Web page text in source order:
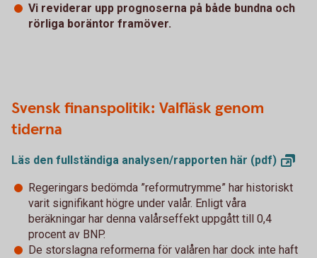
Vi reviderar upp prognoserna på både bundna och
rörliga boräntor framöver.
Svensk finanspolitik: Valfläsk genom
tiderna
Läs den fullständiga analysen/rapporten här (pdf)
Regeringars bedömda ”reformutrymme” har historiskt
varit signifikant högre under valår. Enligt våra
beräkningar har denna valårseffekt uppgått till 0,4
procent av BNP.
De storslagna reformerna för valåren har dock inte haft